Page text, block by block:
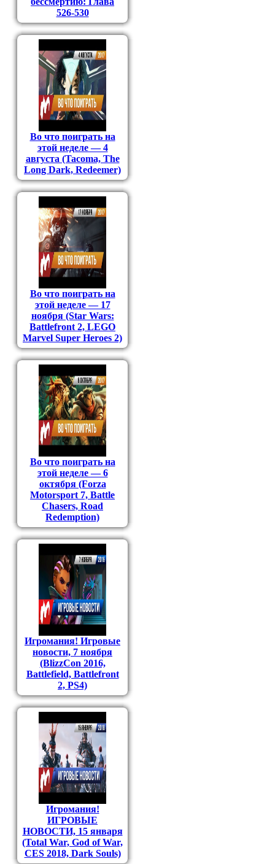
526-530
Во что поиграть на
этой неделе — 4
августа (Tacoma, The
Long Dark, Redeemer)
Во что поиграть на
этой неделе — 17
ноября (Star Wars:
Battlefront 2, LEGO
Marvel Super Heroes 2)
Во что поиграть на
этой неделе — 6
октября (Forza
Motorsport 7, Battle
Chasers, Road
Redemption)
Игромания! Игровые
новости, 7 ноября
(BlizzCon 2016,
Battlefield, Battlefront
2, PS4)
Игромания!
ИГРОВЫЕ
НОВОСТИ, 15 января
(Total War, God of War,
CES 2018, Dark Souls)